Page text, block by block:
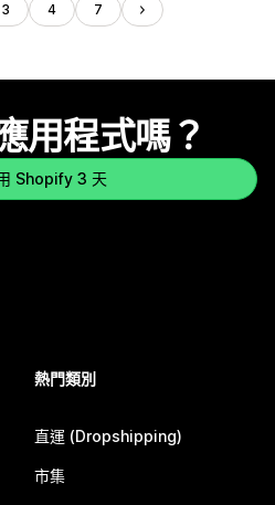
3 4 7
用程式嗎？
Shopify 3 天
熱門類別
直運 (Dropshipping)
市集